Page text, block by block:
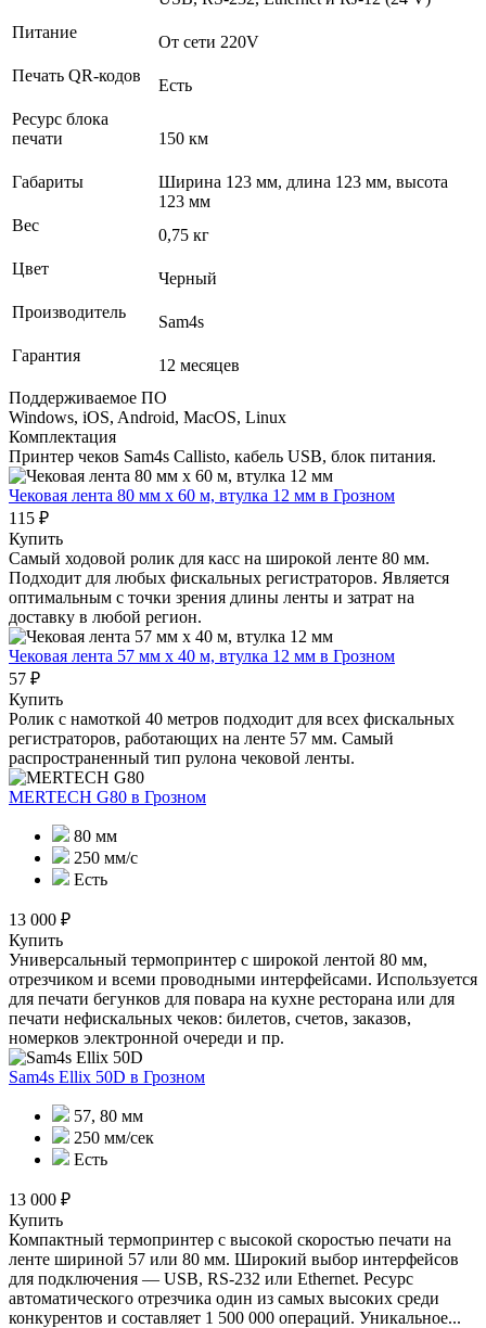
Питание
От сети 220V
Печать QR-кодов
Есть
Ресурс блока
печати
150 км
Габариты
Ширина 123 мм, длина 123 мм, высота
123 мм
Вес
0,75 кг
Цвет
Черный
Производитель
Sam4s
Гарантия
12 месяцев
Поддерживаемое ПО
Windows, iOS, Android, MacOS, Linux
Комплектация
Принтер чеков Sam4s Callisto, кабель USB, блок питания.
Чековая лента 80 мм x 60 м, втулка 12 мм в Грозном
115 ₽
Купить
Самый ходовой ролик для касс на широкой ленте 80 мм.
Подходит для любых фискальных регистраторов. Является
оптимальным с точки зрения длины ленты и затрат на
доставку в любой регион.
Чековая лента 57 мм x 40 м, втулка 12 мм в Грозном
57 ₽
Купить
Ролик с намоткой 40 метров подходит для всех фискальных
регистраторов, работающих на ленте 57 мм. Самый
распространенный тип рулона чековой ленты.
MERTECH G80 в Грозном
80 мм
250 мм/с
Есть
13 000 ₽
Купить
Универсальный термопринтер с широкой лентой 80 мм,
отрезчиком и всеми проводными интерфейсами. Используется
для печати бегунков для повара на кухне ресторана или для
печати нефискальных чеков: билетов, счетов, заказов,
номерков электронной очереди и пр.
Sam4s Ellix 50D в Грозном
57, 80 мм
250 мм/сек
Есть
13 000 ₽
Купить
Компактный термопринтер с высокой скоростью печати на
ленте шириной 57 или 80 мм. Широкий выбор интерфейсов
для подключения — USB, RS-232 или Ethernet. Ресурс
автоматического отрезчика один из самых высоких среди
конкурентов и составляет 1 500 000 операций. Уникальное...